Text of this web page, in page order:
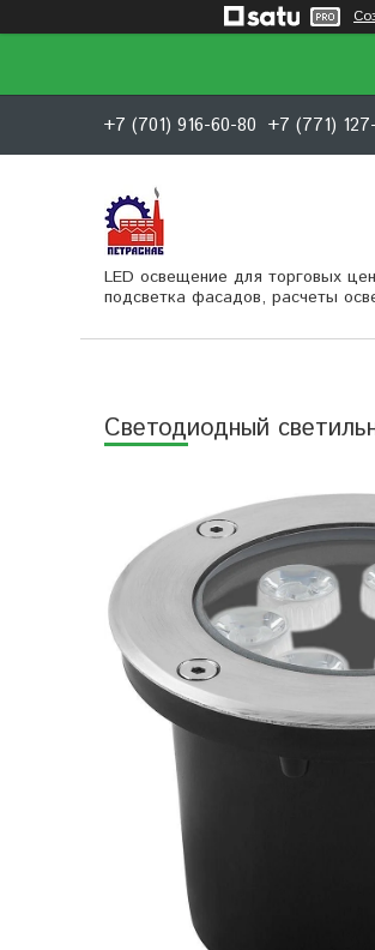
+7 (701) 916-60-80 +7 (771)
LED освещение для торговых
подсветка фасадов, расчеты
Светодиодный